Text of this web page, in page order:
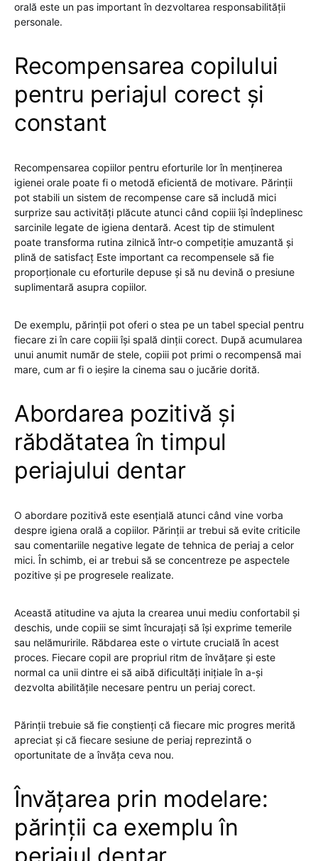
orală este un pas important în dezvoltarea responsabilității
personale.
Recompensarea copilului
pentru periajul corect și
constant
Recompensarea copiilor pentru eforturile lor în menținerea
igienei orale poate fi o metodă eficientă de motivare. Părinții
pot stabili un sistem de recompense care să includă mici
surprize sau activități plăcute atunci când copiii își îndeplinesc
sarcinile legate de igiena dentară. Acest tip de stimulent
poate transforma rutina zilnică într-o competiție amuzantă și
plină de satisfacț Este important ca recompensele să fie
proporționale cu eforturile depuse și să nu devină o presiune
suplimentară asupra copiilor.
De exemplu, părinții pot oferi o stea pe un tabel special pentru
fiecare zi în care copiii își spală dinții corect. După acumularea
unui anumit număr de stele, copiii pot primi o recompensă mai
mare, cum ar fi o ieșire la cinema sau o jucărie dorită.
Abordarea pozitivă și
răbdătatea în timpul
periajului dentar
O abordare pozitivă este esențială atunci când vine vorba
despre igiena orală a copiilor. Părinții ar trebui să evite criticile
sau comentariile negative legate de tehnica de periaj a celor
mici. În schimb, ei ar trebui să se concentreze pe aspectele
pozitive și pe progresele realizate.
Această atitudine va ajuta la crearea unui mediu confortabil și
deschis, unde copiii se simt încurajați să își exprime temerile
sau nelămuririle. Răbdarea este o virtute crucială în acest
proces. Fiecare copil are propriul ritm de învățare și este
normal ca unii dintre ei să aibă dificultăți inițiale în a-și
dezvolta abilitățile necesare pentru un periaj corect.
Părinții trebuie să fie conștienți că fiecare mic progres merită
apreciat și că fiecare sesiune de periaj reprezintă o
oportunitate de a învăța ceva nou.
Învățarea prin modelare:
părinții ca exemplu în